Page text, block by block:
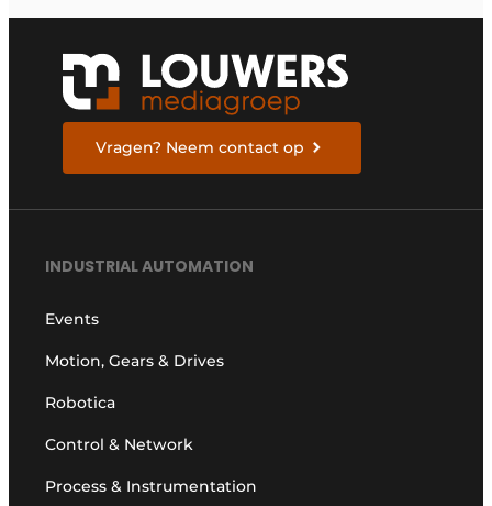
Vragen? Neem contact op
INDUSTRIAL AUTOMATION
Events
Motion, Gears & Drives
Robotica
Control & Network
Process & Instrumentation